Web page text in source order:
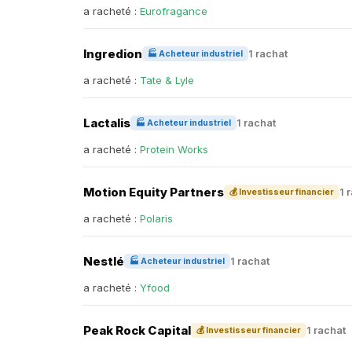
a racheté : Eurofragance
Ingredion 🏭 Acheteur industriel 1 rachat
a racheté : Tate & Lyle
Lactalis 🏭 Acheteur industriel 1 rachat
a racheté : Protein Works
Motion Equity Partners 💰 Investisseur financier 1
a racheté : Polaris
Nestlé 🏭 Acheteur industriel 1 rachat
a racheté : Yfood
Peak Rock Capital 💰 Investisseur financier 1 rachat